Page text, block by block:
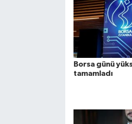
Borsa günü
tamamladı